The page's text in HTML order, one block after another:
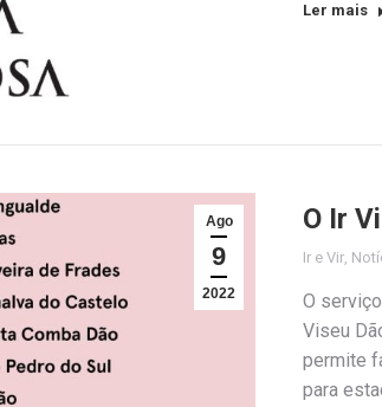
Ler mais
Ago
9
2022
O Ir
Ir e Vir,
O
Viseu
permite
para